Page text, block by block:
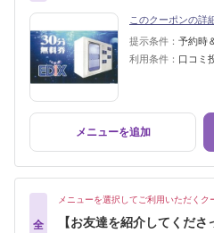
このクーポンの詳
提示条件： 予約時
利用条件： 口コミ
メニューを追加
全
メニューを選択してご利用いただくク
【お友達を紹介してくだ